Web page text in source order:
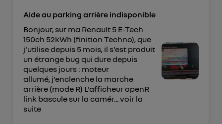
Aide au parking arrière indisponible
Bonjour, sur ma Renault 5 E-Tech
150ch 52kWh (finition Techno), que
j'utilise depuis 5 mois, il s'est produit
un étrange bug qui dure depuis
quelques jours : moteur
allumé, j'enclenche la marche
arrière (mode R) L'afficheur openR
link bascule sur la camér... voir la
suite